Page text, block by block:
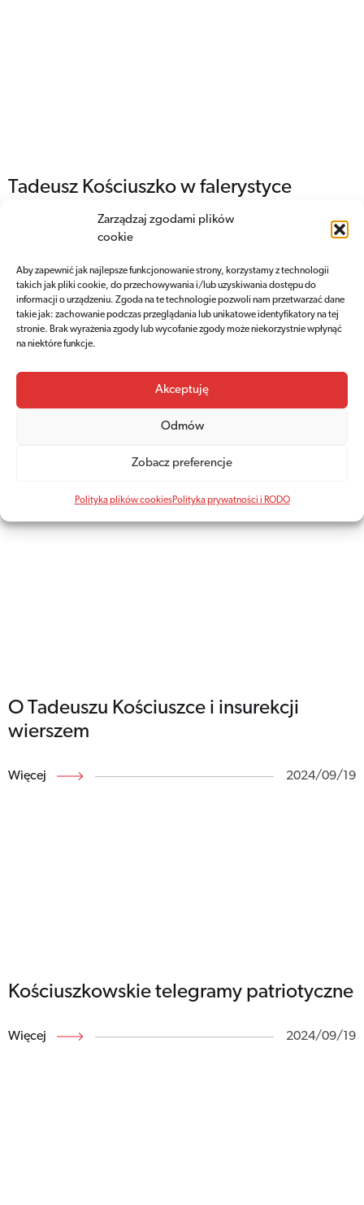
Zarządzaj zgodami plików
cookie
Aby zapewnić jak najlepsze funkcjonowanie strony, korzystamy z technologii
takich jak pliki cookie, do przechowywania i/lub uzyskiwania dostępu do
informacji o urządzeniu. Zgoda na te technologie pozwoli nam przetwarzać dane
takie jak: zachowanie podczas przeglądania lub unikatowe identyfikatory na tej
stronie. Brak wyrażenia zgody lub wycofanie zgody może niekorzystnie wpłynąć
na niektóre funkcje.
Akceptuję
Odmów
Zobacz preferencje
Polityka plików cookiesPolityka prywatności i RODO
Tadeusz Kościuszko w falerystyce
2024/09/19
O Tadeuszu Kościuszce i insurekcji
wierszem
Więcej 2024/09/19
Kościuszkowskie telegramy patriotyczne
Więcej 2024/09/19